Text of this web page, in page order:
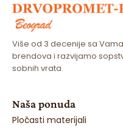
Više od 3 decenije sa
brendova i razvijamo
sobnih vrata.
Naša ponuda
Pločasti materijali